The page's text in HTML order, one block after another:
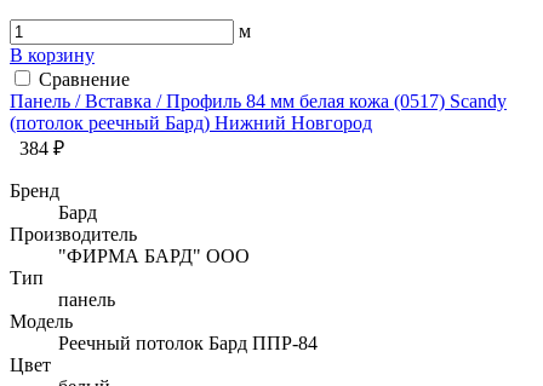
м
В корзину
Сравнение
Панель / Вставка / Профиль 84 мм белая кожа (0517) Sсandy
(потолок реечный Бард) Нижний Новгород
384 ₽
Бренд
Бард
Производитель
"ФИРМА БАРД" ООО
Тип
панель
Модель
Реечный потолок Бард ППР-84
Цвет